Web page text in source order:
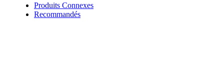
Produits Connexes
Recommandés